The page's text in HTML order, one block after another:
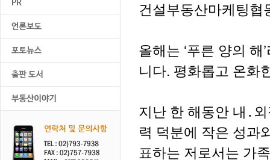
건설부동산마케팅협
올해는 ‘푸른 양의
니다. 평화롭고 온화
지난 한 해동안 내․
력 덕분에 작은 성과
표하는 저로서는 가